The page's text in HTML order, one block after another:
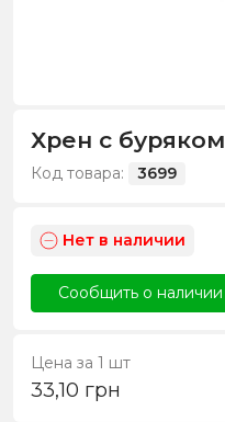
Хрен с буряком
Код товара: 3699
Нет в наличии
Сообщить о наличии
Цена за 1 шт
33,10 грн